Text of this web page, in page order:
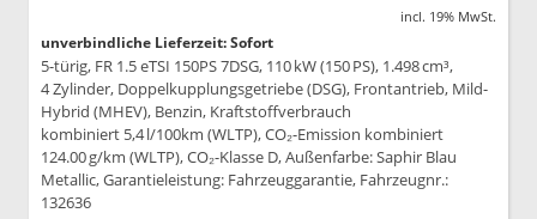
incl. 19% MwSt.
unverbindliche Lieferzeit: Sofort
5-türig, FR 1.5 eTSI 150PS 7DSG, 110 kW (150 PS), 1.498 cm³,
4 Zylinder, Doppelkupplungsgetriebe (DSG), Frontantrieb, Mild-
Hybrid (MHEV), Benzin, Kraftstoffverbrauch
kombiniert 5,4 l/100km (WLTP), CO₂-Emission kombiniert
124.00 g/km (WLTP), CO₂-Klasse D, Außenfarbe: Saphir Blau
Metallic, Garantieleistung: Fahrzeuggarantie, Fahrzeugnr.:
132636